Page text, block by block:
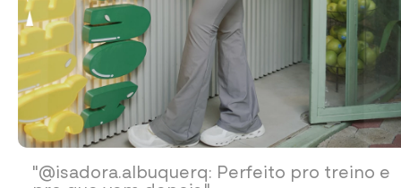
"@isadora.albuquerq: Perfeito pro treino e